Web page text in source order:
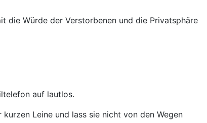
die Würde der Verstorbenen und die Privatsphäre
auf lautlos.
Leine und lass sie nicht von den Wegen